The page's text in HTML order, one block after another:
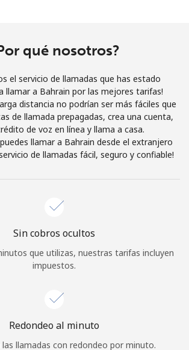
Únete
¡Hola!
sesión oREGÍSTRATE →
¿Olvidaste tu contraseña? →
o
qué nosotros?
el servicio de llamadas que has estado
llamar a Bahrain por las mejores tarifas!
distancia no podrían ser más fáciles que
de llamada prepagadas, crea una cuenta,
de voz en línea y llama a casa.
llamar a Bahrain desde el extranjero
de llamadas fácil, seguro y confiable!
Sin cobros ocultos
que utilizas, nuestras tarifas incluyen
impuestos.
Redondeo al minuto
las llamadas con redondeo por minuto.